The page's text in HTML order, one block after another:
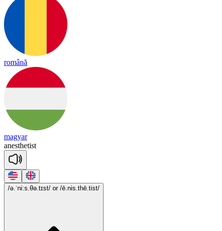
română
magyar
anesthetist
/ə.ˈni:s.θə.tɪst/ or /ē.nis.thē.tist/